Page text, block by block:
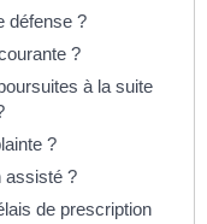
défense ?
?
à la suite
?
assisté ?
de prescription